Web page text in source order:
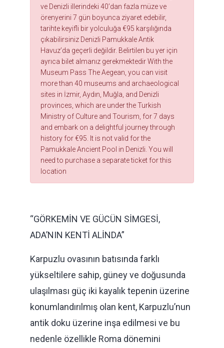
ve Denizli illerindeki 40’dan fazla müze ve
örenyerini 7 gün boyunca ziyaret edebilir,
tarihte keyifli bir yolculuğa €95 karşılığında
çıkabilirsiniz Denizli Pamukkale Antik
Havuz’da geçerli değildir. Belirtilen bu yer için
ayrıca bilet almanız gerekmektedir With the
Museum Pass The Aegean, you can visit
more than 40 museums and archaeological
sites in İzmir, Aydın, Muğla, and Denizli
provinces, which are under the Turkish
Ministry of Culture and Tourism, for 7 days
and embark on a delightful journey through
history for €95. It is not valid for the
Pamukkale Ancient Pool in Denizli. You will
need to purchase a separate ticket for this
location
“GÖRKEMİN VE GÜCÜN SİMGESİ,
ADA’NIN KENTİ ALİNDA”
Karpuzlu ovasının batısında farklı
yükseltilere sahip, güney ve doğusunda
ulaşılması güç iki kayalık tepenin üzerine
konumlandırılmış olan kent, Karpuzlu’nun
antik doku üzerine inşa edilmesi ve bu
nedenle özellikle Roma dönemini